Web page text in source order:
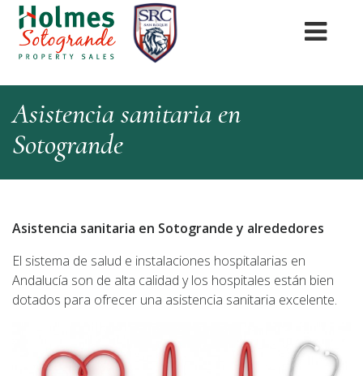
Asistencia sanitaria en
Sotogrande
Asistencia sanitaria en Sotogrande y alrededores
El sistema de salud e instalaciones hospitalarias en
Andalucía son de alta calidad y los hospitales están bien
dotados para ofrecer una asistencia sanitaria excelente.